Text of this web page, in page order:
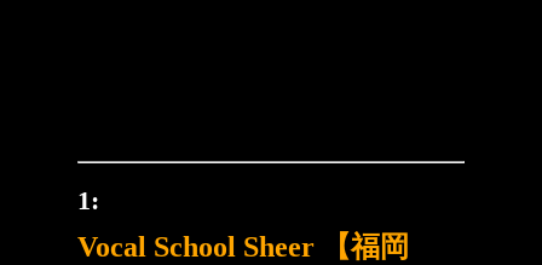
1:
Vocal School Sheer 【福岡